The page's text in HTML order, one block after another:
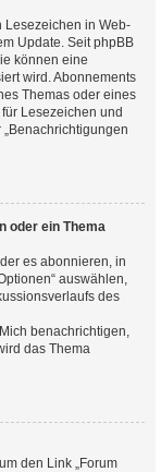
Lesezeichen in Web-
Update. Seit phpBB
können eine
wird. Abonnements
Themas oder eines
Lesezeichen und
oder ein Thema
es abonnieren, in
auswählen,
des
benachrichtigen,
das Thema
den Link „Forum